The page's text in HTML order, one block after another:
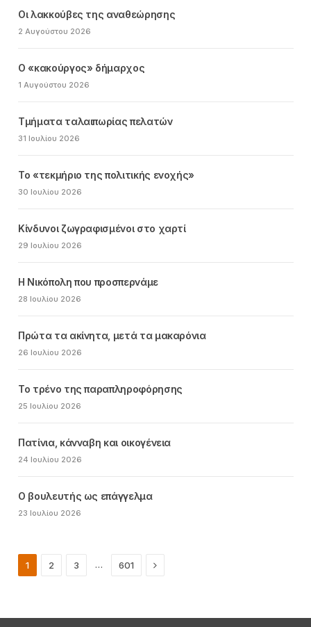
Οι λακκούβες της αναθεώρησης
2 Αυγούστου 2026
Ο «κακούργος» δήμαρχος
1 Αυγούστου 2026
Τμήματα ταλαιπωρίας πελατών
31 Ιουλίου 2026
Το «τεκμήριο της πολιτικής ενοχής»
30 Ιουλίου 2026
Κίνδυνοι ζωγραφισμένοι στο χαρτί
29 Ιουλίου 2026
Η Νικόπολη που προσπερνάμε
28 Ιουλίου 2026
Πρώτα τα ακίνητα, μετά τα μακαρόνια
26 Ιουλίου 2026
Το τρένο της παραπληροφόρησης
25 Ιουλίου 2026
Πατίνια, κάνναβη και οικογένεια
24 Ιουλίου 2026
Ο βουλευτής ως επάγγελμα
23 Ιουλίου 2026
1 2 3 … 601 Next